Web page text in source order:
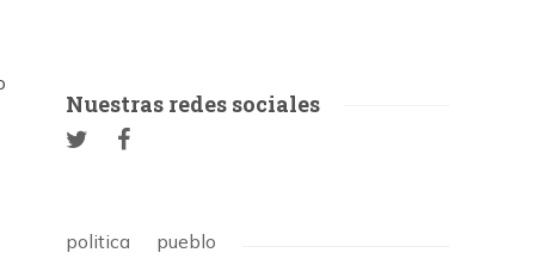
Nuestras redes sociales
politica pueblo